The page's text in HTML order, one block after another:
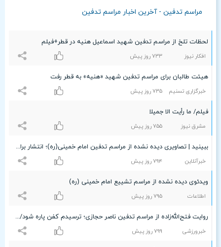
مراسم تدفین - آخرین اخبار مراسم تدفین
لحظات تلخ از مراسم تدفین شهید اسماعیل هنیه در قطر+فیلم
افکار نیوز ۷٣٣ روز پیش
هیئت طالبان برای مراسم تدفین شهید «هنیه» به قطر رفت
خبرگزاری تسنیم ۷٣۵ روز پیش
فیلم/ ما رأیت الا جمیلا
مشرق نیوز ۷۵۵ روز پیش
ببینید | تصاویری دیده نشده از مراسم‌ تدفین امام خمینی(ره)؛ انتشار برای اولین بار
خبرآنلاین ۷٩۴ روز پیش
ویدئوی دیده نشده از مراسم تشییع امام خمینی (ره)
اطلاعات ۷٩۵ روز پیش
روایت فتح‌الله‌زاده از مراسم تدفین ناصر حجازی؛ ترسیدم کفن پاره شود/ خانواده حجازی به مراسم نرسیدند!
خبرورزشی ۷٩٩ روز پیش